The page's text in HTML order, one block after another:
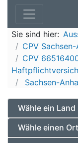
Sie sind hier:
CPV
CPV
Sachsen-
Wähle ein Land
Wähle einen Ort